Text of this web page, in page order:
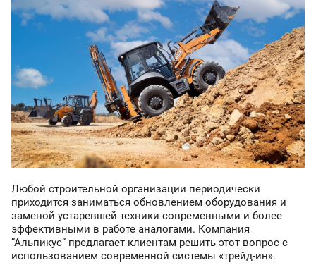
Любой строительной организации периодически
приходится заниматься обновлением оборудования и
заменой устаревшей техники современными и более
эффективными в работе аналогами. Компания
“Альпикус” предлагает клиентам решить этот вопрос с
использованием современной системы «трейд-ин».